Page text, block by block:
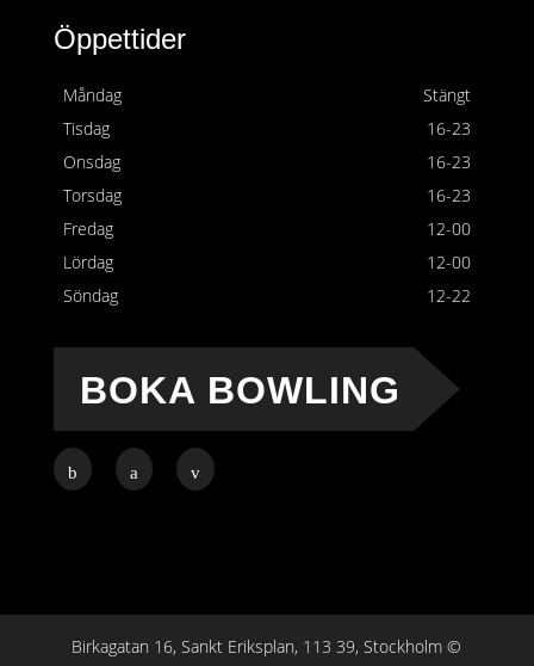
Öppettider
Måndag
Stängt
Tisdag
16-23
Onsdag
16-23
Torsdag
16-23
Fredag
12-00
Lördag
12-00
Söndag
12-22
BOKA BOWLING
Birkagatan 16, Sankt Eriksplan, 113 39, Stockholm ©